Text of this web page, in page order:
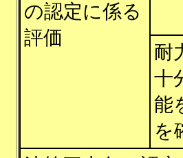
の認定に係る
評価
耐
十
能
を